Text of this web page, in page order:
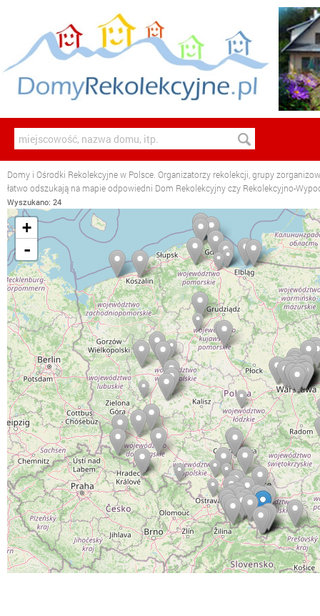
Domy i Ośrodki Rekolekcyjne w Polsce. Organizatorzy rekolekcji, grupy
łatwo odszukają na mapie odpowiedni Dom Rekolekcyjny czy Rekolekcyjno-
Wyszukano: 24
+
-